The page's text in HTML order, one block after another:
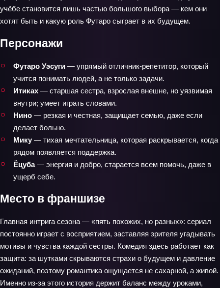
учёбе становится лишь частью большого выбора — кем они
хотят быть и какую роль Футаро сыграет в их будущем.
Персонажи
Футаро Уэсуги — упрямый отличник‑репетитор, который
учится понимать людей, а не только задачи.
Итиках — старшая сестра, взрослая внешне, но уязвимая
внутри; умеет играть словами.
Нино — резкая и честная, защищает семью, даже если
делает больно.
Мику — тихая мечтательница, которая раскрывается, когда
рядом появляется поддержка.
Ёцуба— энергия и добро, старается всем помочь, даже в
ущерб себе.
Место в франшизе
Главная интрига сезона — «пять похожих, но разных»: сериал
постоянно играет с восприятием, заставляя зрителя угадывать
мотивы и чувства каждой сестры. Комедия здесь работает как
защита: за шутками скрываются страхи о будущем и давление
ожиданий, поэтому романтика ощущается не сахарной, а живой.
Именно из‑за этого история держит баланс между уроками,